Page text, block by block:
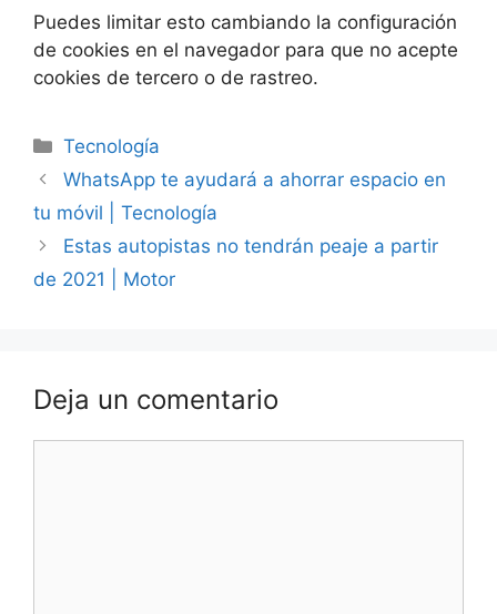
Puedes limitar esto cambiando la configuración
de cookies en el navegador para que no acepte
cookies de tercero o de rastreo.
Categorías
Tecnología
WhatsApp te ayudará a ahorrar espacio en
tu móvil | Tecnología
Estas autopistas no tendrán peaje a partir
de 2021 | Motor
Deja un comentario